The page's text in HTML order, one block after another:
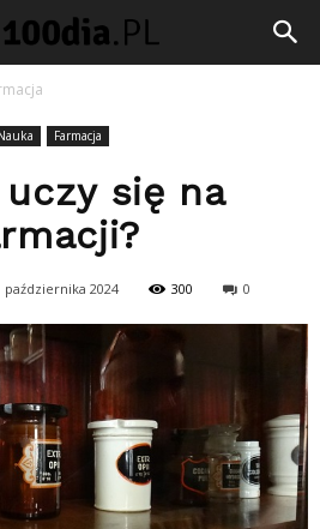
Farmacja
uczy się na
października 2024 300 0